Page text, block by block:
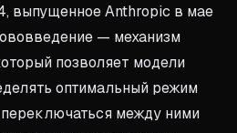
выпущенное Anthropic в мае
— механизм
позволяет модели
оптимальный режим
между ними